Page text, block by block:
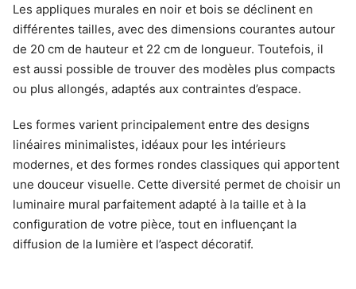
Les appliques murales en noir et bois se déclinent en
différentes tailles, avec des dimensions courantes autour
de 20 cm de hauteur et 22 cm de longueur. Toutefois, il
est aussi possible de trouver des modèles plus compacts
ou plus allongés, adaptés aux contraintes d’espace.
Les formes varient principalement entre des designs
linéaires minimalistes, idéaux pour les intérieurs
modernes, et des formes rondes classiques qui apportent
une douceur visuelle. Cette diversité permet de choisir un
luminaire mural parfaitement adapté à la taille et à la
configuration de votre pièce, tout en influençant la
diffusion de la lumière et l’aspect décoratif.